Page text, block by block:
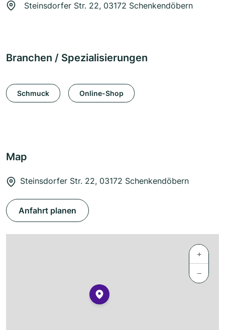
Steinsdorfer Str. 22, 03172 Schenkendöbern
Branchen / Spezialisierungen
Schmuck Online-Shop
Map
Steinsdorfer Str. 22, 03172 Schenkendöbern
Anfahrt planen
+
−